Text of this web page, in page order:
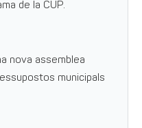
de la CUP.
nova assemblea
municipals